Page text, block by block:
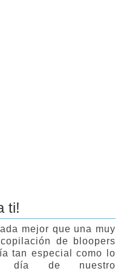
ti!
mejor que una muy
de bloopers
tan especial como lo
de nuestro